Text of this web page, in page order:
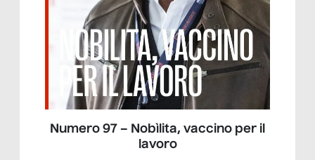
Numero 97 – Nobìlita, vaccino per il
lavoro